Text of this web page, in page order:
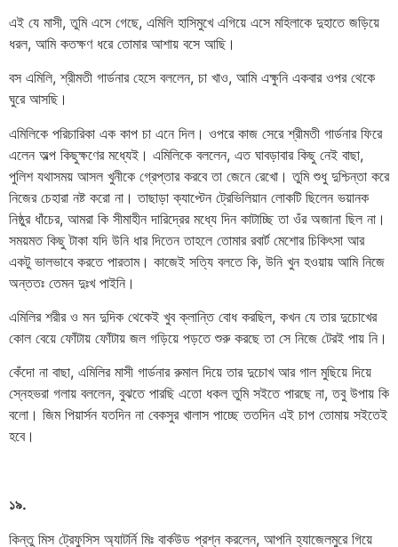
এই যে মাসী, তুমি এসে গেছে, এমিলি হাসিমুখে এগিয়ে এসে মহিলাকে দুহাতে জড়িয়ে
ধরল, আমি কতক্ষণ ধরে তোমার আশায় বসে আছি।
বস এমিলি, শ্রীমতী গার্ডনার হেসে বললেন, চা খাও, আমি এক্ষুনি একবার ওপর থেকে
ঘুরে আসছি।
এমিলিকে পরিচারিকা এক কাপ চা এনে দিল। ওপরে কাজ সেরে শ্রীমতী গার্ডনার ফিরে
এলেন অল্প কিছুক্ষণের মধ্যেই। এমিলিকে বললেন, এত ঘাবড়াবার কিছু নেই বাছা,
পুলিশ যথাসময় আসল খুনীকে গ্রেপ্তার করবে তা জেনে রেখো। তুমি শুধু দুশ্চিন্তা করে
নিজের চেহারা নষ্ট করো না। তাছাড়া ক্যাপ্টেন ট্রেভিলিয়ান লোকটি ছিলেন ভয়ানক
নিষ্ঠুর ধাঁচের, আমরা কি সীমাহীন দারিদ্রের মধ্যে দিন কাটাচ্ছি তা ওঁর অজানা ছিল না।
সময়মত কিছু টাকা যদি উনি ধার দিতেন তাহলে তোমার রবার্ট মেশোর চিকিৎসা আর
একটু ভালভাবে করতে পারতাম। কাজেই সত্যি বলতে কি, উনি খুন হওয়ায় আমি নিজে
অন্ততঃ তেমন দুঃখ পাইনি।
এমিলির শরীর ও মন দুদিক থেকেই খুব ক্লান্তি বোধ করছিল, কখন যে তার দুচোখের
কোল বেয়ে ফোঁটায় ফোঁটায় জল গড়িয়ে পড়তে শুরু করছে তা সে নিজে টেরই পায় নি।
কেঁদো না বাছা, এমিলির মাসী গার্ডনার রুমাল দিয়ে তার দুচোখ আর গাল মুছিয়ে দিয়ে
স্নেহভরা গলায় বললেন, বুঝতে পারছি এতো ধকল তুমি সইতে পারছে না, তবু উপায় কি
বলো। জিম পিয়ার্সন যতদিন না বেকসুর খালাস পাচ্ছে ততদিন এই চাপ তোমায় সইতেই
হবে।
১৯.
কিন্তু মিস ট্রেফুসিস অ্যাটর্নি মিঃ বার্কউড প্রশ্ন করলেন, আপনি হ্যাজেলমুরে গিয়ে